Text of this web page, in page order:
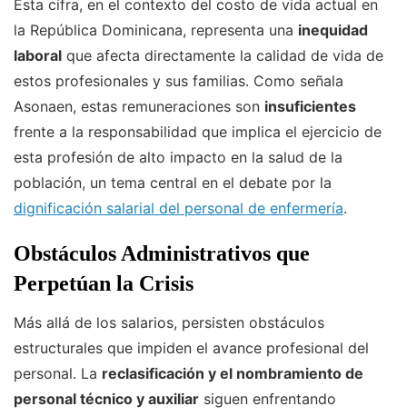
Esta cifra, en el contexto del costo de vida actual en
la República Dominicana, representa una inequidad
laboral que afecta directamente la calidad de vida de
estos profesionales y sus familias. Como señala
Asonaen, estas remuneraciones son insuficientes
frente a la responsabilidad que implica el ejercicio de
esta profesión de alto impacto en la salud de la
población, un tema central en el debate por la
dignificación salarial del personal de enfermería.
Obstáculos Administrativos que
Perpetúan la Crisis
Más allá de los salarios, persisten obstáculos
estructurales que impiden el avance profesional del
personal. La reclasificación y el nombramiento de
personal técnico y auxiliar siguen enfrentando